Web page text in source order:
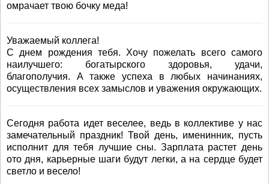
омрачает твою бочку меда!
Уважаемый коллега!
С днем рождения тебя. Хочу пожелать всего самого
наилучшего: богатырского здоровья, удачи,
благополучия. А также успеха в любых начинаниях,
осуществления всех замыслов и уважения окружающих.
Сегодня работа идет веселее, ведь в коллективе у нас
замечательный праздник! Твой день, именинник, пусть
исполнит для тебя лучшие сны. Зарплата растет день
ото дня, карьерные шаги будут легки, а на сердце будет
светло и весело!